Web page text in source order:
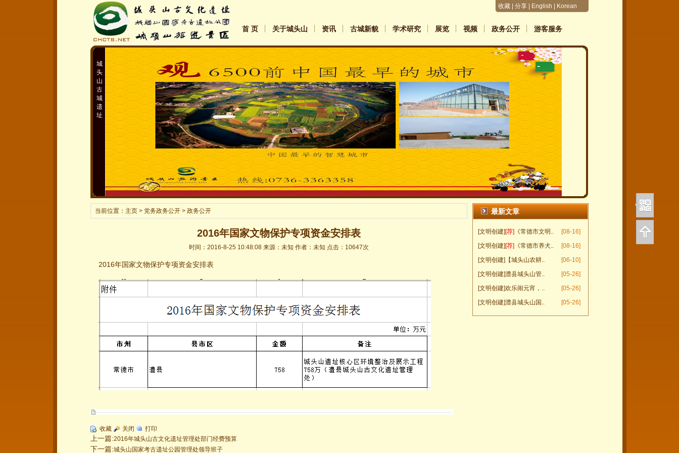
收藏 分享 English Korean
首 页 关于城头山 资讯 古城新貌 学术研究 展览 视频 政务公开 游客服务
城
头
山
古
城
遗
址
最新文章
[08-16]
[文明创建][荐] 《常德市文明..
[08-16]
[文明创建][荐] 《常德市养犬..
[06-10]
[文明创建] 【城头山农耕..
[05-26]
[文明创建]澧县城头山管..
[05-26]
[文明创建]欢乐闹元宵，..
[05-26]
[文明创建]澧县城头山国..
当前位置： 主页 > 党务政务公开 > 政务公开
2016年国家文物保护专项资金安排表
时间：2016-8-25 10:48:08 来源：未知 作者：未知 点击：10647次
2016年国家文物保护专项资金安排表
收藏 关闭 打印
上一篇:2016年城头山古文化遗址管理处部门经费预算
下一篇:城头山国家考古遗址公园管理处领导班子